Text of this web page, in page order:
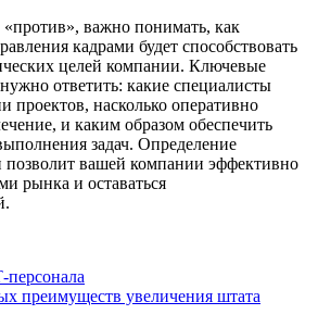
«против», важно понимать, как
кадрами будет способствовать
целей компании. Ключевые
ответить: какие специалисты
проектов, насколько оперативно
и каким образом обеспечить
задач. Определение
позволит вашей компании эффективно
рынка и оставаться
преимуществ увеличения штата